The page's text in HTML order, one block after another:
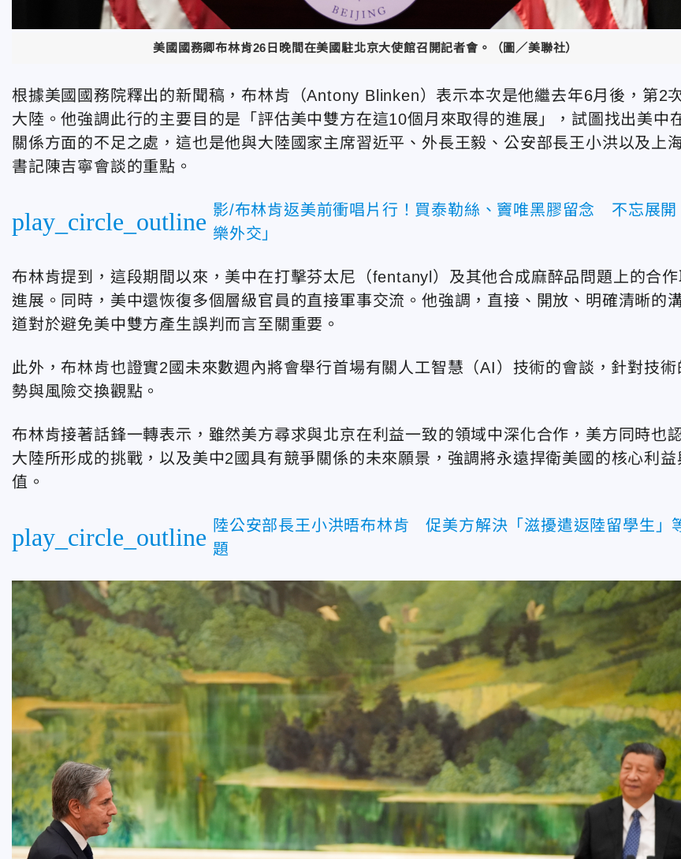
美國國務卿布林肯26日晚間在美國駐北京大使館召開記者會。（圖／美聯社）
根據美國國務院釋出的新聞稿，布林肯（Antony Blinken）表示本次是他繼去年6月後，第2
大陸。他強調此行的主要目的是「評估美中雙方在這10個月來取得的進展」，試圖找出美中
關係方面的不足之處，這也是他與大陸國家主席習近平、外長王毅、公安部長王小洪以及上
書記陳吉寧會談的重點。
play_circle_outline 影/布林肯返美前衝唱片行！買泰勒絲、竇唯黑膠留念 不忘展開
樂外交」
布林肯提到，這段期間以來，美中在打擊芬太尼（fentanyl）及其他合成麻醉品問題上的合作
進展。同時，美中還恢復多個層級官員的直接軍事交流。他強調，直接、開放、明確清晰的
道對於避免美中雙方產生誤判而言至關重要。
此外，布林肯也證實2國未來數週內將會舉行首場有關人工智慧（AI）技術的會談，針對技術
勢與風險交換觀點。
布林肯接著話鋒一轉表示，雖然美方尋求與北京在利益一致的領域中深化合作，美方同時也
大陸所形成的挑戰，以及美中2國具有競爭關係的未來願景，強調將永遠捍衛美國的核心利益
值。
play_circle_outline 陸公安部長王小洪晤布林肯 促美方解決「滋擾遣返陸留學生」
題